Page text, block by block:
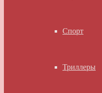
Спорт
Триллеры